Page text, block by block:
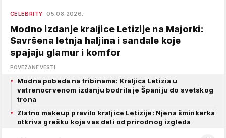
CELEBRITY 05.08.2026.
Modno izdanje kraljice Letizije na Majorki:
Savršena letnja haljina i sandale koje
spajaju glamur i komfor
POVEZANE VESTI
Modna pobeda na tribinama: Kraljica Letizia u
vatrenocrvenom izdanju bodrila je Španiju do svetskog
trona
Zlatno makeup pravilo kraljice Letizije: Njena šminkerka
otkriva grešku koja vas deli od prirodnog izgleda